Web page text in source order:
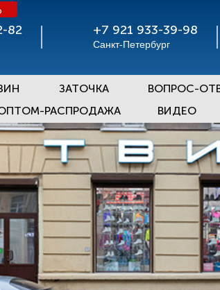
82 +7 921 933-39-98
Санкт-Петербург
ЗАТОЧКА ВОПРОС-
РАСПРОДАЖА ВИДЕО